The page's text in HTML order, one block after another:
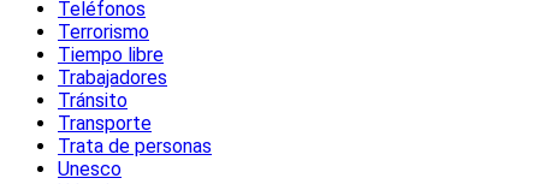
Teléfonos
Terrorismo
Tiempo libre
Trabajadores
Tránsito
Transporte
Trata de personas
Unesco